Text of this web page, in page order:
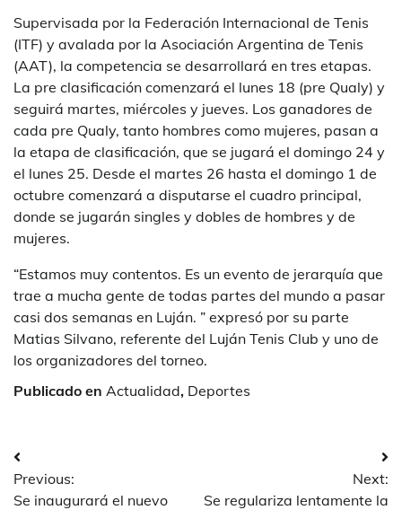
Supervisada por la Federación Internacional de Tenis
(ITF) y avalada por la Asociación Argentina de Tenis
(AAT), la competencia se desarrollará en tres etapas.
La pre clasificación comenzará el lunes 18 (pre Qualy) y
seguirá martes, miércoles y jueves. Los ganadores de
cada pre Qualy, tanto hombres como mujeres, pasan a
la etapa de clasificación, que se jugará el domingo 24 y
el lunes 25. Desde el martes 26 hasta el domingo 1 de
octubre comenzará a disputarse el cuadro principal,
donde se jugarán singles y dobles de hombres y de
mujeres.
“Estamos muy contentos. Es un evento de jerarquía que
trae a mucha gente de todas partes del mundo a pasar
casi dos semanas en Luján. ” expresó por su parte
Matias Silvano, referente del Luján Tenis Club y uno de
los organizadores del torneo.
Publicado en Actualidad, Deportes
Navegación
de
Previous:
Se inaugurará el nuevo
Next:
Se regulariza lentamente la